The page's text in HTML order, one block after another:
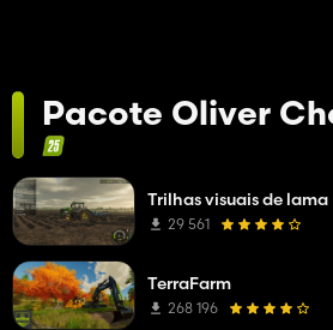
Pacote Oliver
Trilhas visuais de lama
29 561
TerraFarm
268 196